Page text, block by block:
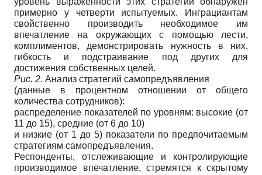
примерно у четверти испытуемых. Инграциантам
свойственно производить необходимое им
впечатление на окружающих с помощью лести,
комплиментов, демонстрировать нужность в них,
гибкость и подстраивание под других для
достижения собственных целей.
Рис. 2. Анализ стратегий самопредъявления
(данные в процентном отношении от общего
количества сотрудников):
распределение показателей по уровням: высокие (от
11 до 15), средние (от 6 до 10)
и низкие (от 1 до 5) показатели по предпочитаемым
стратегиям самопредъявления.
Респонденты, отслеживающие и контролирующие
производимое впечатление, стремятся к скрытому